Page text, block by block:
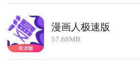
漫画人极速版
57.68MB